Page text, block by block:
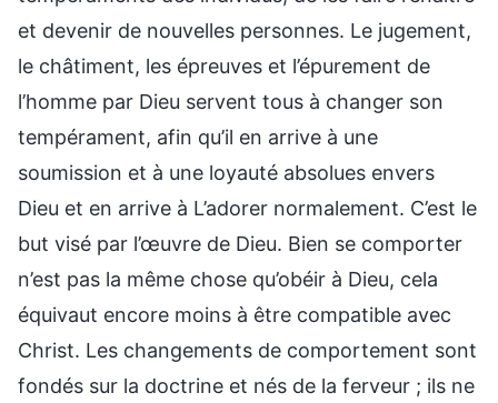
et devenir de nouvelles personnes. Le jugement,
le châtiment, les épreuves et l’épurement de
l’homme par Dieu servent tous à changer son
tempérament, afin qu’il en arrive à une
soumission et à une loyauté absolues envers
Dieu et en arrive à L’adorer normalement. C’est le
but visé par l’œuvre de Dieu. Bien se comporter
n’est pas la même chose qu’obéir à Dieu, cela
équivaut encore moins à être compatible avec
Christ. Les changements de comportement sont
fondés sur la doctrine et nés de la ferveur ; ils ne